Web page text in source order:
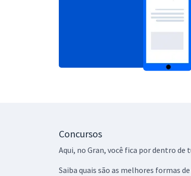
Concursos
Aqui, no Gran, você fica por dentro de
Saiba quais são as melhores formas de